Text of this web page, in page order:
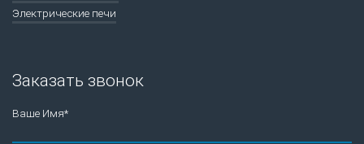
Электрические печи
Заказать звонок
Ваше Имя*